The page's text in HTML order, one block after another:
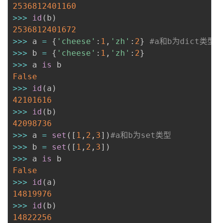
2536812401160
>>> id ( b )
2536812401672
>>> a = { 'cheese' : 1 , 'zh' : 2}
#a和b为dict类型
>>> b = { 'cheese' : 1 , 'zh' : 2}
>>> a is
False
>>> id ( a )
42101616
>>> id ( b )
42098736
>>> a = set ( [ 1 , 2 , 3] )#a和b为set类型
>>> b = set ( [ 1 , 2 , 3] )
>>> a is
False
>>> id ( a )
14819976
>>> id ( b )
14822256